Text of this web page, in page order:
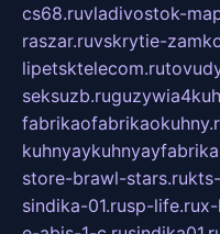
cs68.ruvladivostok-
raszar.ruvskrytie-
lipetsktelecom.ru
seksuzb.ru
store-brawl-stars.ru
sindika-01.rusp-life.ru